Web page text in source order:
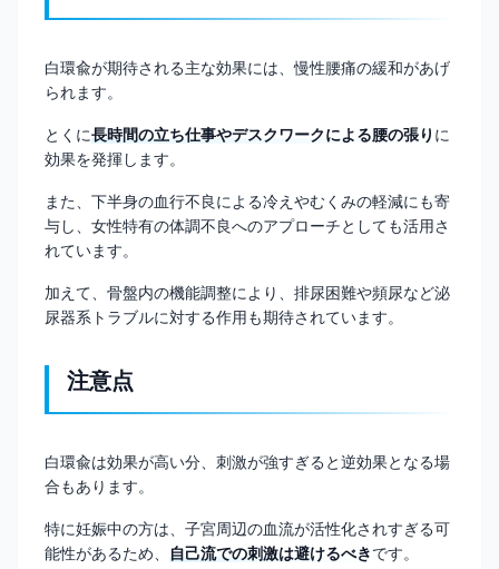
白環兪が期待される主な効果には、慢性腰痛の緩和があげ
られます。
とくに長時間の立ち仕事やデスクワークによる腰の張り に
効果を発揮します。
また、下半身の血行不良による冷えやむくみの軽減にも寄
与し、女性特有の体調不良へのアプローチとしても活用さ
れています。
加えて、骨盤内の機能調整により、排尿困難や頻尿など泌
尿器系トラブルに対する作用も期待されています。
注意点
白環兪は効果が高い分、刺激が強すぎると逆効果となる場
合もあります。
特に妊娠中の方は、子宮周辺の血流が活性化されすぎる可
能性があるため、 自己流での刺激は避けるべきです。